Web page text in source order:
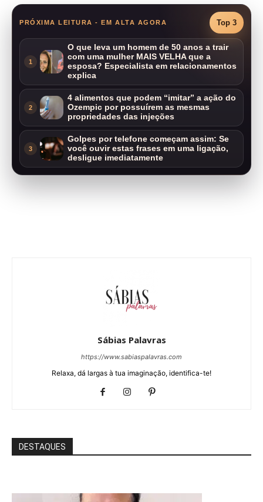
PRÓXIMA LEITURA - EM ALTA AGORA Top 3
1
O que leva um homem de 50 anos a trair
com uma mulher MAIS VELHA que a
esposa? Especialista em relacionamentos
explica
2
4 alimentos que podem “imitar” a ação do
Ozempic por possuírem as mesmas
propriedades das injeções
3
Golpes por telefone começam assim: Se
você ouvir estas frases em uma ligação,
desligue imediatamente
Sábias Palavras
https://www.sabiaspalavras.com
Relaxa, dá largas à tua imaginação, identifica-te!
DESTAQUES